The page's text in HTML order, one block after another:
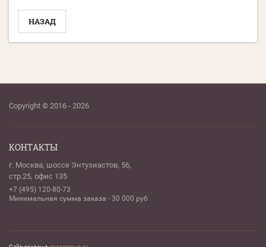
НАЗАД
Copyright © 2016 - 2026
КОНТАКТЫ
г. Москва, шоссе Энтузиастов, 56,
стр.25, офис 135
+7 (495) 120-80-73
Минимальная сумма заказа - 30 000 руб